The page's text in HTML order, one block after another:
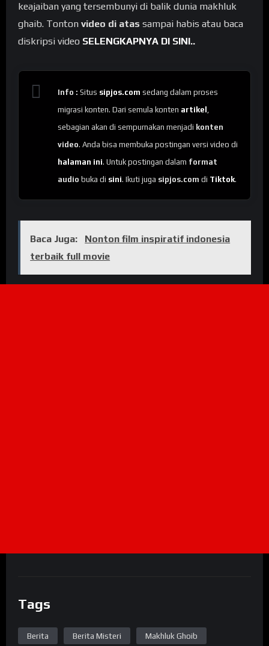
keajaiban yang tersembunyi di balik dunia makhluk
ghaib. Tonton video di atas sampai habis atau baca
diskripsi video SELENGKAPNYA DI SINI..
Info : Situs sipjos.com sedang dalam proses
migrasi konten. Dari semula konten artikel ,
sebagian akan di sempurnakan menjadi konten
video. Anda bisa membuka postingan versi video di
halaman ini. Untuk postingan dalam format
audio buka di sini. Ikuti juga sipjos.com di Tiktok.
Baca Juga:
Nonton film inspiratif indonesia
terbaik full movie
Tags
Berita Berita Misteri Makhluk Ghoib